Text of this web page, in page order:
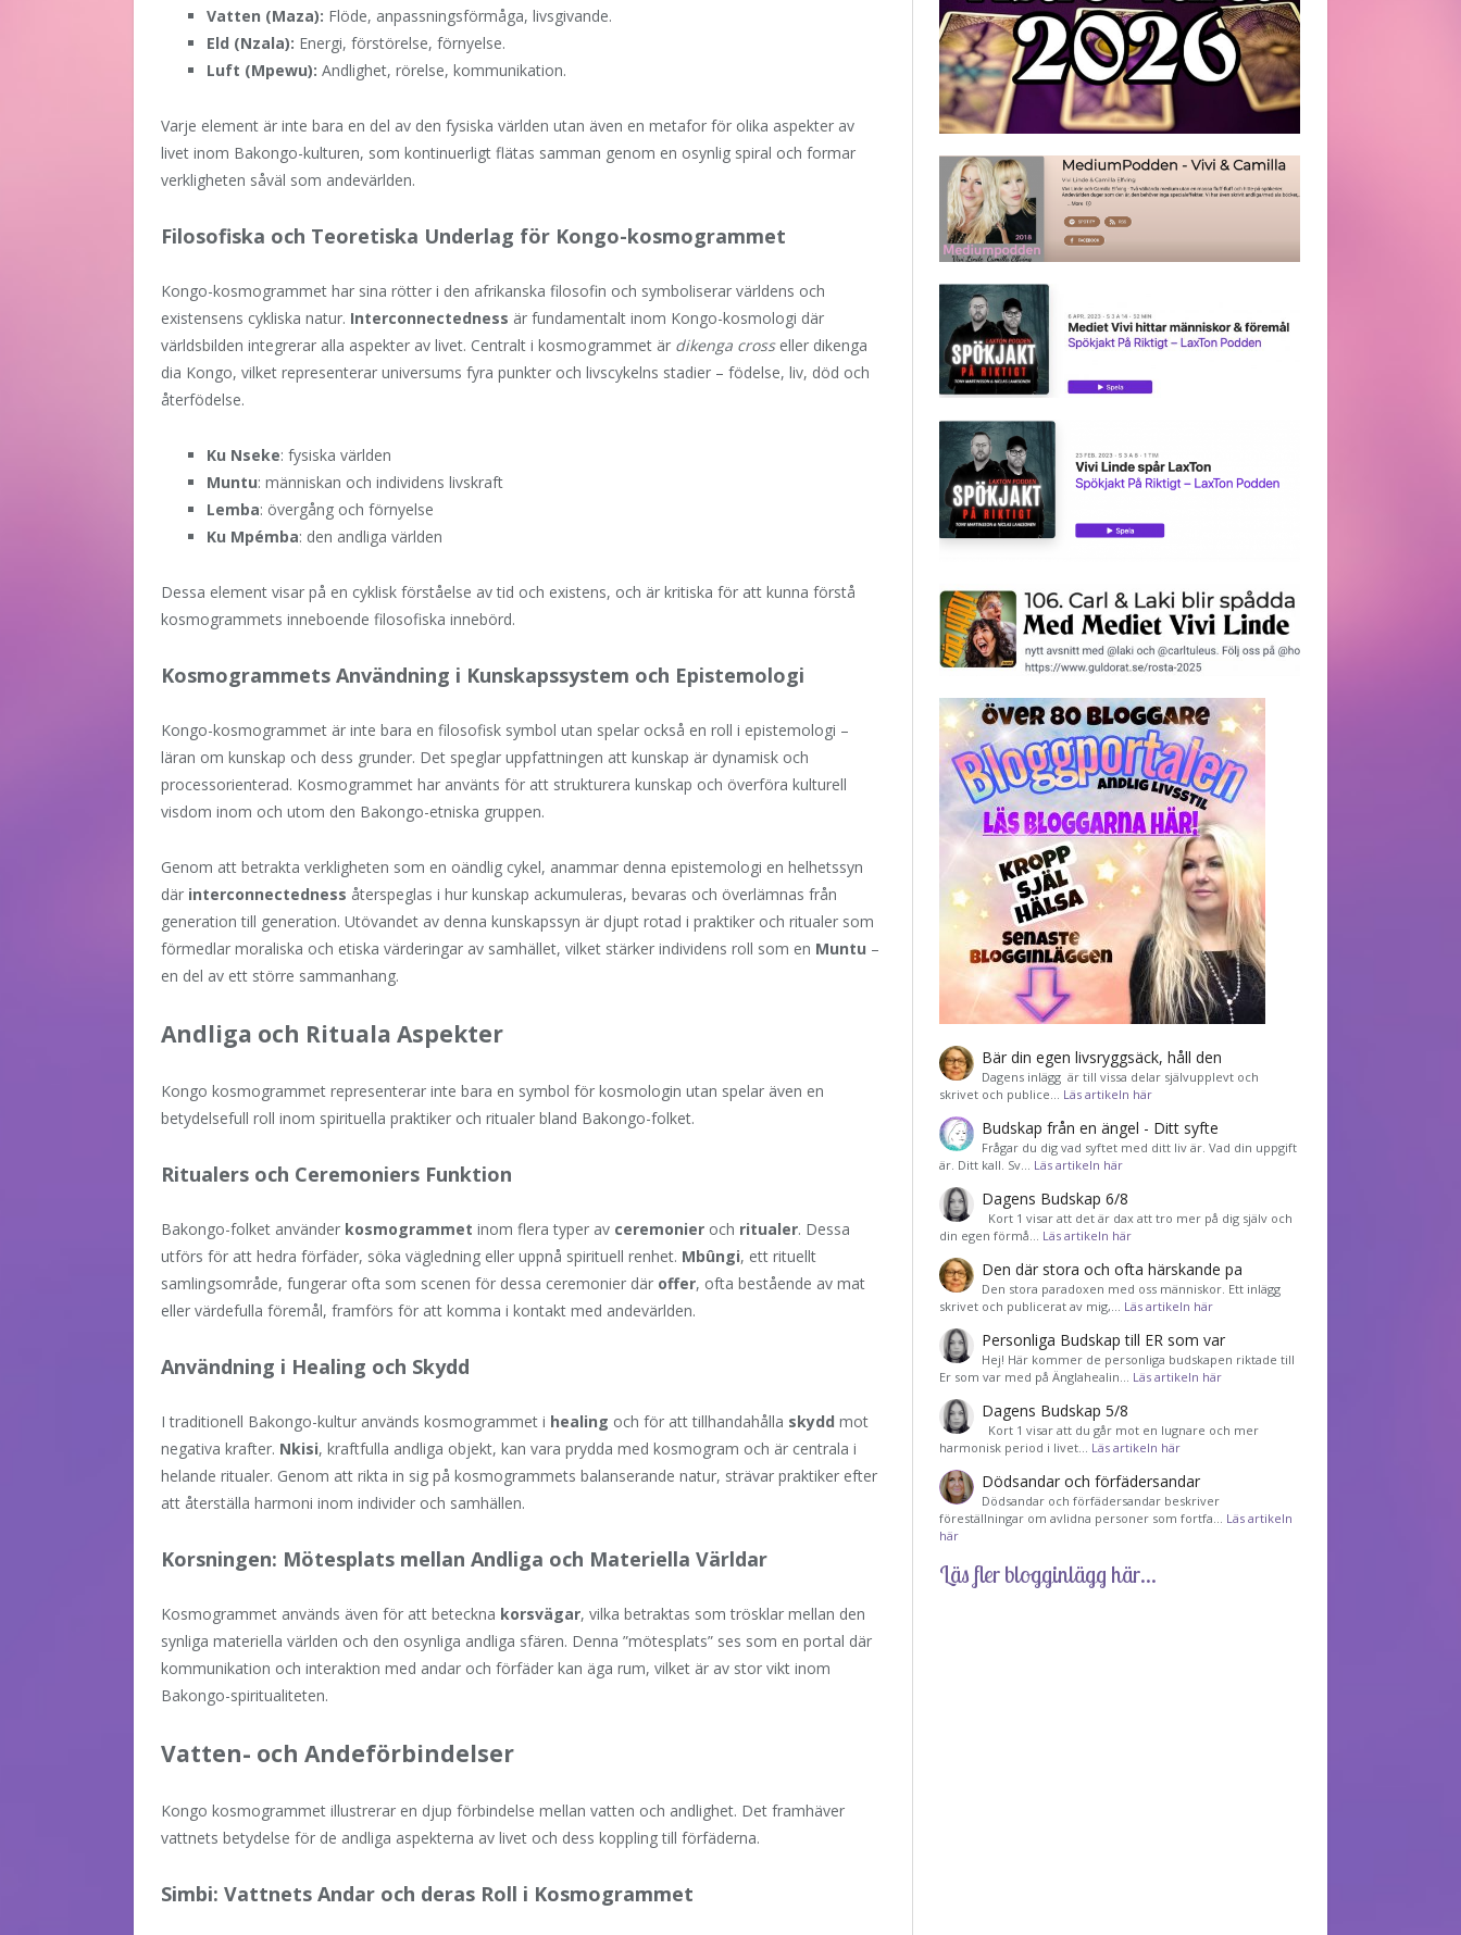
Vatten (Maza): Flöde, anpassningsförmåga, livsgivande.
Eld (Nzala): Energi, förstörelse, förnyelse.
Luft (Mpewu): Andlighet, rörelse, kommunikation.
Varje element är inte bara en del av den fysiska världen utan även en metafor för olika aspekter av
livet inom Bakongo-kulturen, som kontinuerligt flätas samman genom en osynlig spiral och formar
verkligheten såväl som andevärlden.
Filosofiska och Teoretiska Underlag för Kongo-kosmogrammet
Kongo-kosmogrammet har sina rötter i den afrikanska filosofin och symboliserar världens och
existensens cykliska natur. Interconnectedness är fundamentalt inom Kongo-kosmologi där
världsbilden integrerar alla aspekter av livet. Centralt i kosmogrammet är dikenga crosseller dikenga
dia Kongo, vilket representerar universums fyra punkter och livscykelns stadier – födelse, liv, död och
återfödelse.
Ku Nseke: fysiska världen
Muntu: människan och individens livskraft
Lemba: övergång och förnyelse
Ku Mpémba: den andliga världen
Dessa element visar på en cyklisk förståelse av tid och existens, och är kritiska för att kunna förstå
kosmogrammets inneboende filosofiska innebörd.
Kosmogrammets Användning i Kunskapssystem och Epistemologi
Kongo-kosmogrammet är inte bara en filosofisk symbol utan spelar också en roll i epistemologi –
läran om kunskap och dess grunder. Det speglar uppfattningen att kunskap är dynamisk och
processorienterad. Kosmogrammet har använts för att strukturera kunskap och överföra kulturell
visdom inom och utom den Bakongo-etniska gruppen.
Genom att betrakta verkligheten som en oändlig cykel, anammar denna epistemologi en helhetssyn
där interconnectedness återspeglas i hur kunskap ackumuleras, bevaras och överlämnas från
generation till generation. Utövandet av denna kunskapssyn är djupt rotad i praktiker och ritualer som
förmedlar moraliska och etiska värderingar av samhället, vilket stärker individens roll som en Muntu –
en del av ett större sammanhang.
Andliga och Rituala Aspekter
Kongo kosmogrammet representerar inte bara en symbol för kosmologin utan spelar även en
betydelsefull roll inom spirituella praktiker och ritualer bland Bakongo-folket.
Ritualers och Ceremoniers Funktion
Bakongo-folket använder kosmogrammet inom flera typer av ceremonier och ritualer. Dessa
utförs för att hedra förfäder, söka vägledning eller uppnå spirituell renhet. Mbûngi, ett rituellt
samlingsområde, fungerar ofta som scenen för dessa ceremonier där offer, ofta bestående av mat
eller värdefulla föremål, framförs för att komma i kontakt med andevärlden.
Användning i Healing och Skydd
I traditionell Bakongo-kultur används kosmogrammet i healing och för att tillhandahålla skydd mot
negativa krafter. Nkisi, kraftfulla andliga objekt, kan vara prydda med kosmogram och är centrala i
helande ritualer. Genom att rikta in sig på kosmogrammets balanserande natur, strävar praktiker efter
att återställa harmoni inom individer och samhällen.
Korsningen: Mötesplats mellan Andliga och Materiella Världar
Kosmogrammet används även för att beteckna korsvägar, vilka betraktas som trösklar mellan den
synliga materiella världen och den osynliga andliga sfären. Denna ”mötesplats” ses som en portal där
kommunikation och interaktion med andar och förfäder kan äga rum, vilket är av stor vikt inom
Bakongo-spiritualiteten.
Vatten- och Andeförbindelser
Kongo kosmogrammet illustrerar en djup förbindelse mellan vatten och andlighet. Det framhäver
vattnets betydelse för de andliga aspekterna av livet och dess koppling till förfäderna.
Simbi: Vattnets Andar och deras Roll i Kosmogrammet
Bär din egen livsryggsäck, håll den
Dagens inlägg är till vissa delar självupplevt och
skrivet och publice… Läs artikeln här
Budskap från en ängel - Ditt syfte
Frågar du dig vad syftet med ditt liv är. Vad din uppgift
är. Ditt kall. Sv… Läs artikeln här
Dagens Budskap 6/8
Kort 1 visar att det är dax att tro mer på dig själv och
din egen förmå… Läs artikeln här
Den där stora och ofta härskande pa
Den stora paradoxen med oss människor. Ett inlägg
skrivet och publicerat av mig,… Läs artikeln här
Personliga Budskap till ER som var
Hej! Här kommer de personliga budskapen riktade till
Er som var med på Änglahealin… Läs artikeln här
Dagens Budskap 5/8
Kort 1 visar att du går mot en lugnare och mer
harmonisk period i livet… Läs artikeln här
Dödsandar och förfädersandar
Dödsandar och förfädersandar beskriver
föreställningar om avlidna personer som fortfa… Läs artikeln
här
Läs fler blogginlägg här...